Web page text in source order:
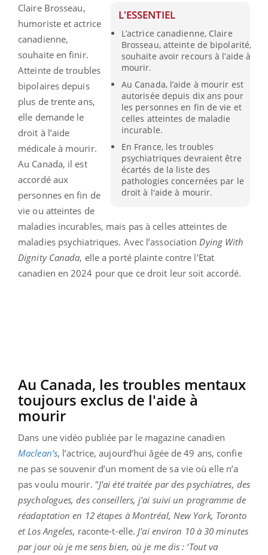
L'ESSENTIEL
L’actrice canadienne, Claire
Brosseau, atteinte de bipolarité,
souhaite avoir recours à l’aide à
mourir.
Au Canada, l’aide à mourir est
autorisée depuis dix ans pour
les personnes en fin de vie et
celles atteintes de maladie
incurable.
En France, les troubles
psychiatriques devraient être
écartés de la liste des
pathologies concernées par le
droit à l'aide à mourir.
Claire Brosseau,
humoriste et actrice
canadienne,
souhaite en finir.
Atteinte de troubles
bipolaires depuis
plus de trente ans,
elle demande le
droit à l’aide
médicale à mourir.
Au Canada, il est
accordé aux
personnes en fin de
vie ou atteintes de
maladies incurables, mais pas à celles atteintes de
maladies psychiatriques. Avec l’association Dying With
Dignity Canada, elle a porté plainte contre l’Etat
canadien en 2024 pour que ce droit leur soit accordé.
Au Canada, les troubles mentaux
toujours exclus de l'aide à
mourir
Dans une vidéo publiée par le magazine canadien
Maclean’s, l’actrice, aujourd’hui âgée de 49 ans, confie
ne pas se souvenir d’un moment de sa vie où elle n’a
pas voulu mourir. "J'ai été traitée par des psychiatres, des
psychologues, des conseillers, j'ai suivi un programme de
réadaptation en 12 étapes à Montréal, New York, Toronto
et Los Angeles, raconte-t-elle. J'ai environ 10 à 30 minutes
par jour où je me sens bien, où je me dis : ‘Tout va